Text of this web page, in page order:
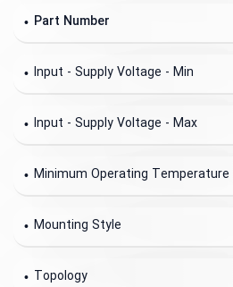
Part Number
Input - Supply Voltage - Min
Input - Supply Voltage - Max
Minimum Operating Temperature
Mounting Style
Topology